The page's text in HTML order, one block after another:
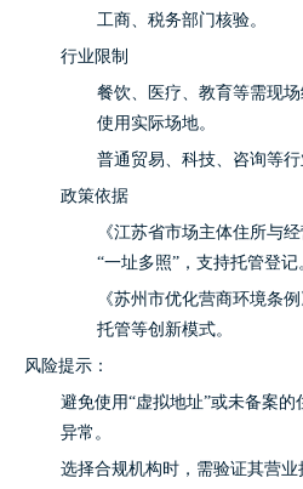
工商、税务部门核验。
行业限制
餐饮、医疗、教育等需现
使用实际场地。
普通贸易、科技、咨询等行
政策依据
《江苏省市场主体住所与
“一址多照”，支持托管登记
《苏州市优化营商环境条
托管等创新模式。
风险提示：
避免使用“虚拟地址”或未备案
异常。
选择合规机构时，需验证其营